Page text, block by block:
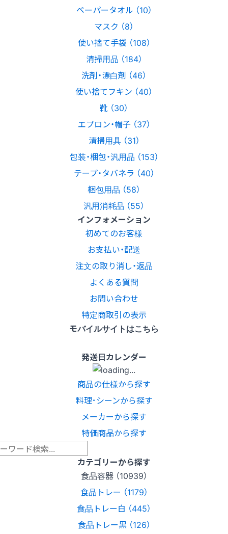
ペーパータオル （10）
マスク （8）
使い捨て手袋 （108）
清掃用品 （184）
洗剤・漂白剤 （46）
使い捨てフキン （40）
靴 （30）
エプロン・帽子 （37）
清掃用具 （31）
包装・梱包・汎用品 （153）
テープ・タバネラ （40）
梱包用品 （58）
汎用消耗品 （55）
インフォメーション
初めてのお客様
お支払い・配送
注文の取り消し・返品
よくある質問
お問い合わせ
特定商取引の表示
モバイルサイトはこちら
発送日カレンダー
商品の仕様から探す
料理･シーンから探す
メーカーから探す
特価商品から探す
カテゴリーから探す
食品容器 （10939）
食品トレー （1179）
食品トレー白 （445）
食品トレー黒 （126）